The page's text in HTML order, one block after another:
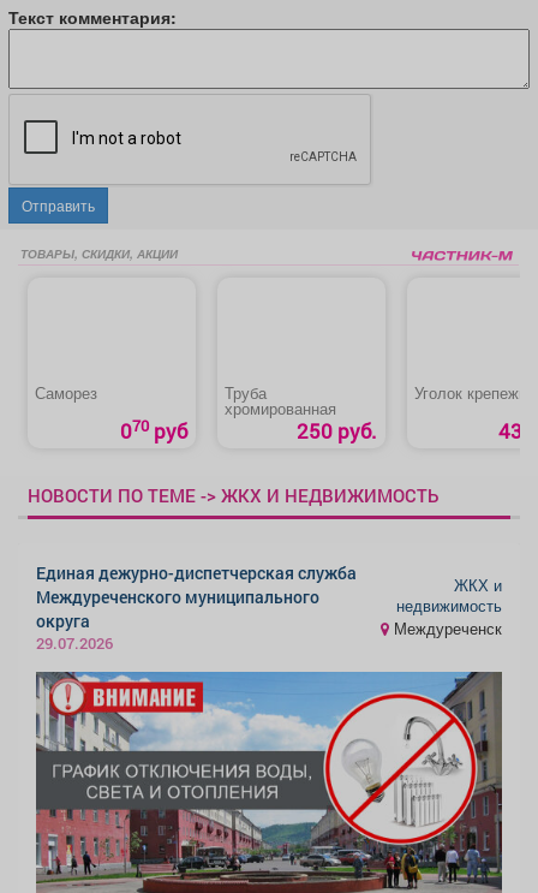
Текст комментария:
Отправить
ТОВАРЫ, СКИДКИ, АКЦИИ
Саморез
070 руб
Труба
хромированная
250 руб.
Уголок
43
НОВОСТИ ПО ТЕМЕ -> ЖКХ И НЕДВИЖИМОСТЬ
Единая дежурно-диспетчерская служба
Междуреченского муниципального
округа
29.07.2026
ЖКХ и
недвижимость
Междуреченск